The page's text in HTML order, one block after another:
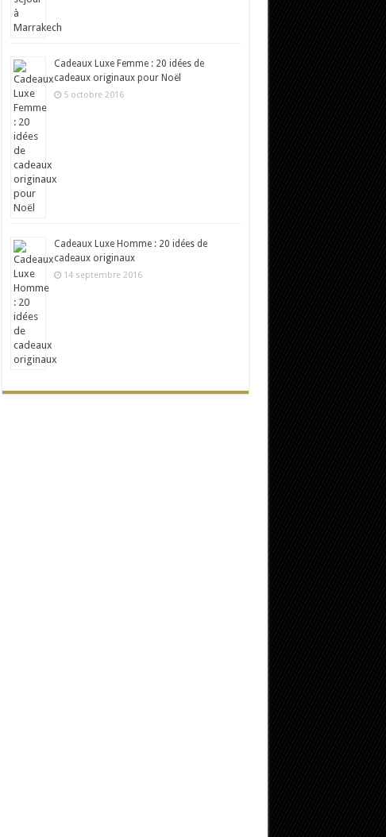
Cadeaux Luxe Femme : 20 idées de
cadeaux originaux pour Noël
5 octobre 2016
Cadeaux Luxe Homme : 20 idées de
cadeaux originaux
14 septembre 2016